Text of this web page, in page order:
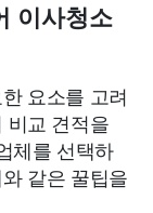
이사청소
요소를 고려
비교 견적을
체를 선택하
같은 꿀팁을